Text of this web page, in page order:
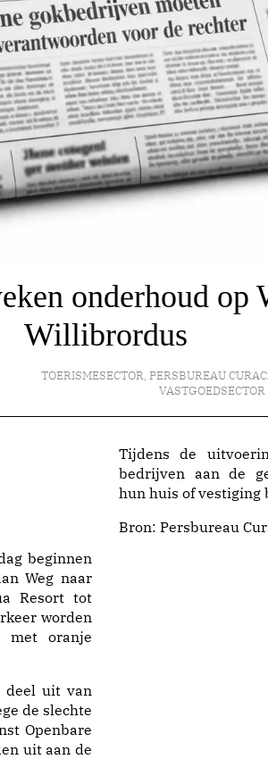
onderhoud op
Willibrordus
TOERISMESECTOR,PERSBUREAU
VASTGOEDSECTOR
beginnen
Weg naar
Resort tot
worden
met oranje
deel uit van
de slechte
Openbare
uit aan de
Tijdens de
bedrijven aan de
hun huis of vestiging
Bron: Persbureau